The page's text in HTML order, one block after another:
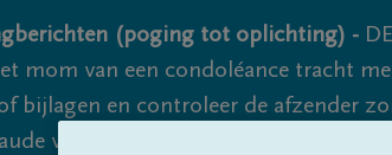
(poging tot oplichting) -
mom van een condoléance tracht
bijlagen en controleer de afzender
vallen echter nooit volledig uit te